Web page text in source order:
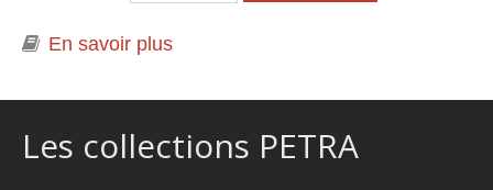
En savoir plus
Les collections PETRA